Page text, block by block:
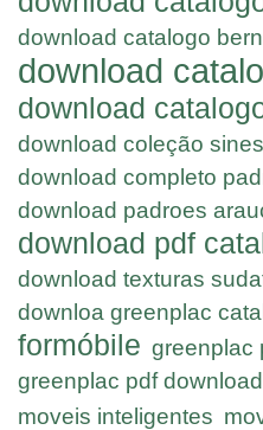
download catalogo
download
download
download coleção
download completo
download padroes
download pdf
download texturas
downloa greenplac
formóbile greenplac
greenplac pdf download
moveis inteligentes